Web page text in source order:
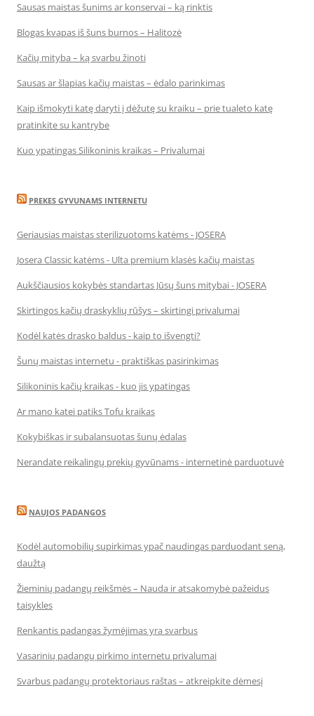
Sausas maistas šunims ar konservai – ką rinktis
Blogas kvapas iš šuns burnos – Halitozė
Kačių mityba – ką svarbu žinoti
Sausas ar šlapias kačių maistas – ėdalo parinkimas
Kaip išmokyti katę daryti į dėžutę su kraiku – prie tualeto katę
pratinkite su kantrybe
Kuo ypatingas Silikoninis kraikas – Privalumai
PREKES GYVUNAMS INTERNETU
Geriausias maistas sterilizuotoms katėms - JOSERA
Josera Classic katėms - Ulta premium klasės kačių maistas
Aukščiausios kokybės standartas Jūsų šuns mitybai - JOSERA
Skirtingos kačių draskyklių rūšys – skirtingi privalumai
Kodėl katės drasko baldus - kaip to išvengti?
Šunų maistas internetu - praktiškas pasirinkimas
Silikoninis kačių kraikas - kuo jis ypatingas
Ar mano katei patiks Tofu kraikas
Kokybiškas ir subalansuotas šunų ėdalas
Nerandate reikalingų prekių gyvūnams - internetinė parduotuvė
NAUJOS PADANGOS
Kodėl automobilių supirkimas ypač naudingas parduodant seną,
daužtą
Žieminių padangų reikšmės – Nauda ir atsakomybė pažeidus
taisykles
Renkantis padangas žymėjimas yra svarbus
Vasarinių padangų pirkimo internetu privalumai
Svarbus padangų protektoriaus raštas – atkreipkite dėmesį